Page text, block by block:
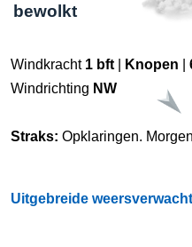
bewolkt
Windkracht 1 bft Knopen
Windrichting NW
Straks: Opklaringen.
Uitgebreide